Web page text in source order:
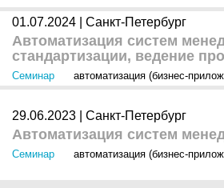
01.07.2024 | Санкт-Петербург
Автоматизация систем
стандартизации, ведение
Семинар автоматизация (бизнес-
29.06.2023 | Санкт-Петербург
Автоматизация систем
Семинар автоматизация (бизнес-